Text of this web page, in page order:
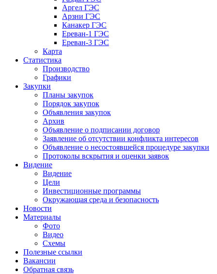
Аргел ГЭС
Арзни ГЭС
Канакер ГЭС
Ереван-1 ГЭС
Ереван-3 ГЭС
Карта
Статистика
Производство
Графики
Закупки
Планы закупок
Порядок закупок
Объявления закупок
Архив
Объявление о подписании договор
Заявление об отсутствии конфликта интересов
Объявление о несостоявшейся процедуре закупки
Протоколы вскрытия и оценки заявок
Видение
Видение
Цели
Инвестиционные программы
Окружающая среда и безопасность
Новости
Материалы
Фото
Видео
Схемы
Полезные ссылки
Вакансии
Обратная связь